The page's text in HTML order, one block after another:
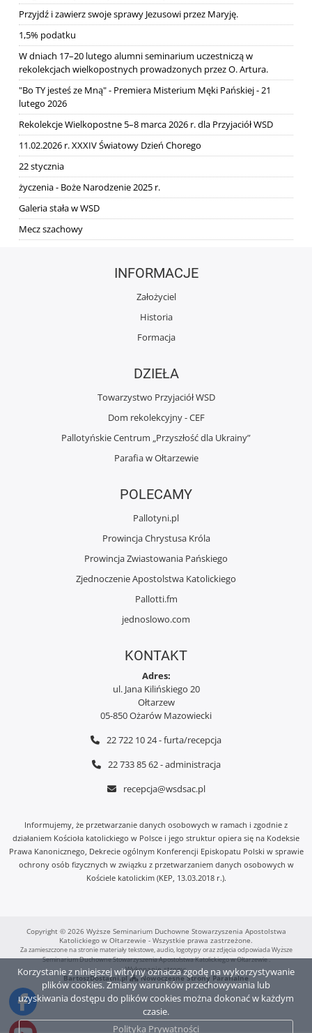
Przyjdź i zawierz swoje sprawy Jezusowi przez Maryję.
1,5% podatku
W dniach 17–20 lutego alumni seminarium uczestniczą w
rekolekcjach wielkopostnych prowadzonych przez O. Artura.
"Bo TY jesteś ze Mną" - Premiera Misterium Męki Pańskiej - 21
lutego 2026
Rekolekcje Wielkopostne 5–8 marca 2026 r. dla Przyjaciół WSD
11.02.2026 r. XXXIV Światowy Dzień Chorego
22 stycznia
życzenia - Boże Narodzenie 2025 r.
Galeria stała w WSD
Mecz szachowy
INFORMACJE
Założyciel
Historia
Formacja
DZIEŁA
Towarzystwo Przyjaciół WSD
Dom rekolekcyjny - CEF
Pallotyńskie Centrum „Przyszłość dla Ukrainy”
Parafia w Ołtarzewie
POLECAMY
Pallotyni.pl
Prowincja Chrystusa Króla
Prowincja Zwiastowania Pańskiego
Zjednoczenie Apostolstwa Katolickiego
Pallotti.fm
jednoslowo.com
KONTAKT
Adres:
ul. Jana Kilińskiego 20
Ołtarzew
05-850 Ożarów Mazowiecki
22 722 10 24 - furta/recepcja
22 733 85 62 - administracja
recepcja@wsdsac.pl
Informujemy, że przetwarzanie danych osobowych w ramach i zgodnie z
działaniem Kościoła katolickiego w Polsce i jego struktur opiera się na Kodeksie
Prawa Kanonicznego, Dekrecie ogólnym Konferencji Episkopatu Polski w sprawie
ochrony osób fizycznych w związku z przetwarzaniem danych osobowych w
Kościele katolickim (KEP, 13.03.2018 r.).
Copyright © 2026 Wyższe Seminarium Duchowne Stowarzyszenia Apostolstwa
Katolickiego w Ołtarzewie - Wszystkie prawa zastrzeżone.
Za zamieszczone na stronie materiały tekstowe, audio, logotypy oraz zdjęcia odpowiada Wyższe
Seminarium Duchowne Stowarzyszenia Apostolstwa Katolickiego w Ołtarzewie .
Wykonanie strony:
BartoszDostatni.pl
Nowoczesne Strony Parafialne
Korzystanie z niniejszej witryny oznacza zgodę na wykorzystywanie
plików cookies. Zmiany warunków przechowywania lub
uzyskiwania dostępu do plików cookies można dokonać w każdym
czasie.
Polityka Prywatności